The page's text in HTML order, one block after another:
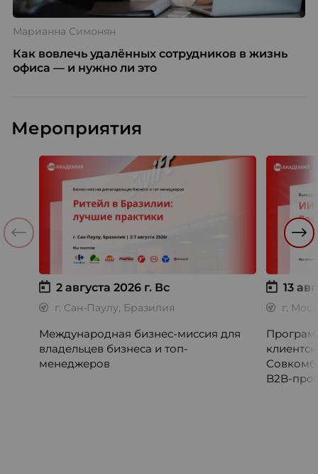
Марианна Симонян
Как вовлечь удалённых сотрудников в жизнь
офиса — и нужно ли это
Мероприятия
2 августа 2026 г. Вс
г. Сан-Паулу, Бразилия
Международная бизнес-миссия для
владельцев бизнеса и топ-
менеджеров
13
г.
B2B-